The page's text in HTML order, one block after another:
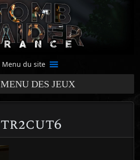
Menu du site
MENU DES JEUX
tr2cut6